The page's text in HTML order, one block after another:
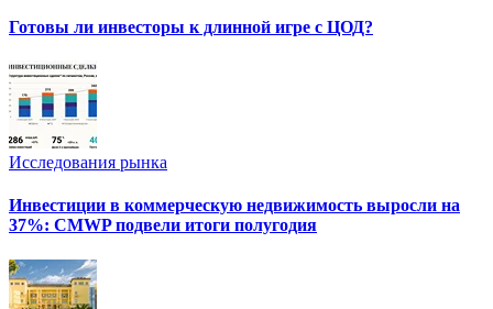
Готовы ли инвесторы к длинной игре с ЦОД?
Исследования рынка
Инвестиции в коммерческую недвижимость выросли на
37%: CMWP подвели итоги полугодия